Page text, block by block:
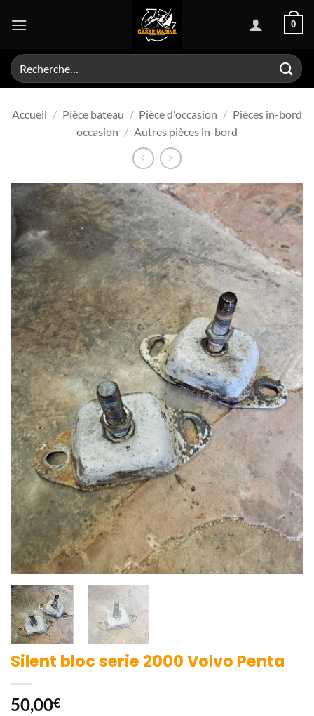
0
Recherche
pour :
Accueil / Pièce bateau / Pièce d'occasion / Pièces in-bord
occasion / Autres pièces in-bord
Silent bloc serie 2000 Volvo Penta
50,00€